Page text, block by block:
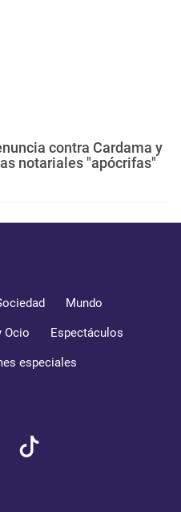
contra Cardama y
notariales "apócrifas"
Mundo
Ocio Espectáculos
especiales